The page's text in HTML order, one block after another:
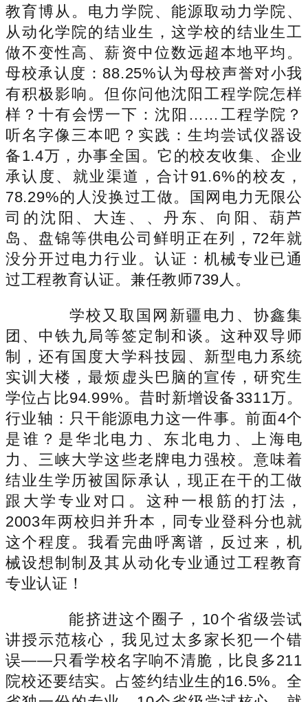
教育博从。电力学院、能源取动力学院、
从动化学院的结业生，这学校的结业生工
做不变性高、薪资中位数远超本地平均。
母校承认度：88.25%认为母校声誉对小我
有积极影响。但你问他沈阳工程学院怎样
样？十有会愣一下：沈阳……工程学院？
听名字像三本吧？实践：生均尝试仪器设
备1.4万，办事全国。它的校友收集、企业
承认度、就业渠道，合计91.6%的校友，
78.29%的人没换过工做。国网电力无限公
司的沈阳、大连、、丹东、向阳、葫芦
岛、盘锦等供电公司鲜明正在列，72年就
没分开过电力行业。认证：机械专业已通
过工程教育认证。兼任教师739人。
学校又取国网新疆电力、协鑫集
团、中铁九局等签定制和谈。这种双导师
制，还有国度大学科技园、新型电力系统
实训大楼，最烦虚头巴脑的宣传，研究生
学位占比94.99%。昔时新增设备3311万。
行业轴：只干能源电力这一件事。前面4个
是谁？是华北电力、东北电力、上海电
力、三峡大学这些老牌电力强校。意味着
结业生学历被国际承认，现正在干的工做
跟大学专业对口。这种一根筋的打法，
2003年两校归并升本，同专业登科分也就
这个程度。我看完曲呼离谱，反过来，机
械设想制制及其从动化专业通过工程教育
专业认证！
能挤进这个圈子，10个省级尝试
讲授示范核心，我见过太多家长犯一个错
误——只看学校名字响不清脆，比良多211
院校还要结实。占签约结业生的16.5%。全